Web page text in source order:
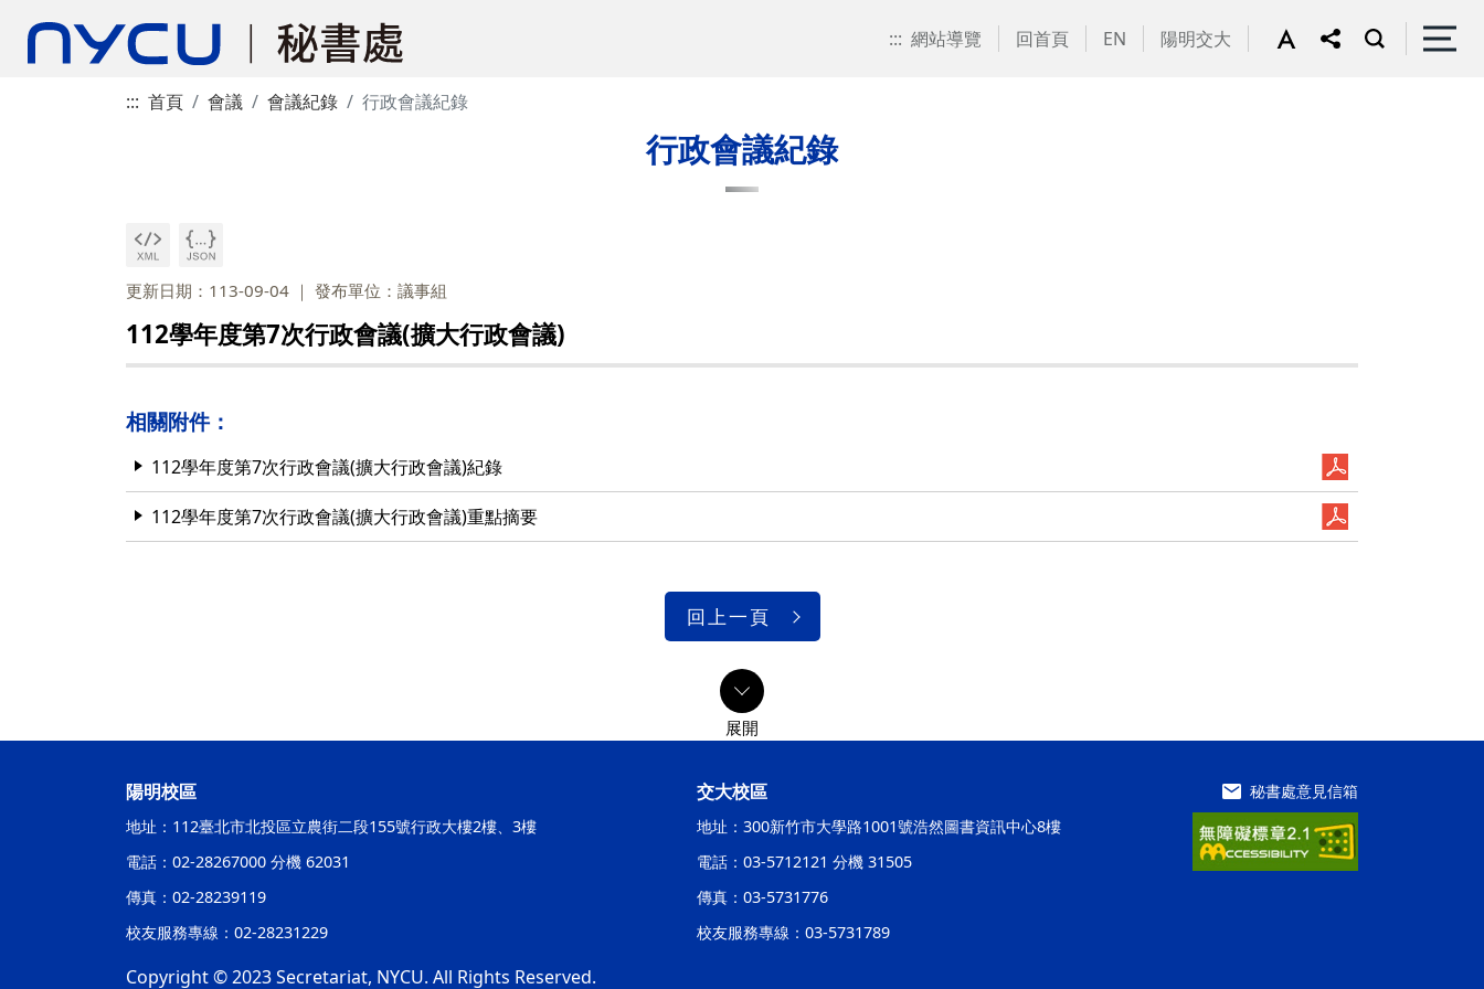
::: 網站導覽 回首頁 EN 陽明交大
::: 首頁 會議 會議紀錄 行政會議紀錄
行政會議紀錄
更新日期：113-09-04 發布單位：議事組
112學年度第7次行政會議(擴大行政會議)
相關附件：
112學年度第7次行政會議(擴大行政會議)紀錄
112學年度第7次行政會議(擴大行政會議)重點摘要
回上一頁
陽明校區
地址：112臺北市北投區立農街二段155號行政大樓2樓、3樓
電話：02-28267000 分機 62031
傳真：02-28239119
校友服務專線：02-28231229
交大校區
地址：300新竹市大學路1001號浩然圖書資訊中心8樓
電話：03-5712121 分機 31505
傳真：03-5731776
校友服務專線：03-5731789
秘書處意見信箱
Copyright © 2023 Secretariat, NYCU. All Rights Reserved.